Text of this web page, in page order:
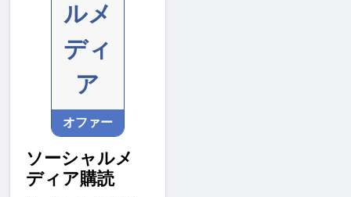
ルメ
ディ
ア
オファー
ソーシャルメ
ディア購読